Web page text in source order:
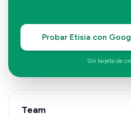
Probar Etisia con
Sin tarjeta de
Team